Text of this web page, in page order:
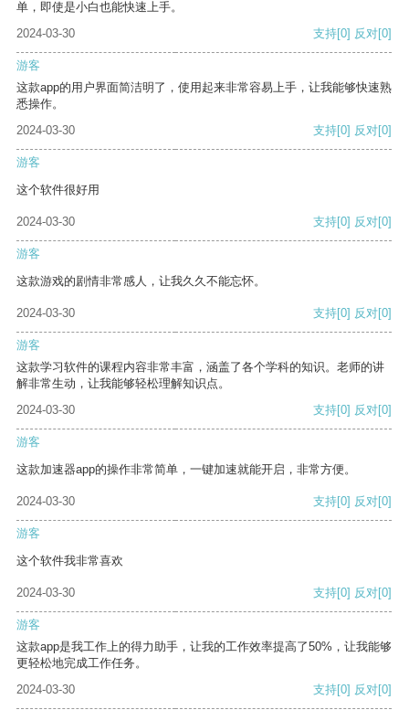
单，即使是小白也能快速上手。
2024-03-30
支持[0] 反对[0]
游客
这款app的用户界面简洁明了，使用起来非常容易上手，让我能够快速熟
悉操作。
2024-03-30
支持[0] 反对[0]
游客
这个软件很好用
2024-03-30 支持[0] 反对[0]
游客
这款游戏的剧情非常感人，让我久久不能忘怀。
2024-03-30 支持[0] 反对[0]
游客
这款学习软件的课程内容非常丰富，涵盖了各个学科的知识。老师的讲
解非常生动，让我能够轻松理解知识点。
2024-03-30
支持[0] 反对[0]
游客
这款加速器app的操作非常简单，一键加速就能开启，非常方便。
2024-03-30 支持[0] 反对[0]
游客
这个软件我非常喜欢
2024-03-30 支持[0] 反对[0]
游客
这款app是我工作上的得力助手，让我的工作效率提高了50%，让我能够
更轻松地完成工作任务。
2024-03-30
支持[0] 反对[0]